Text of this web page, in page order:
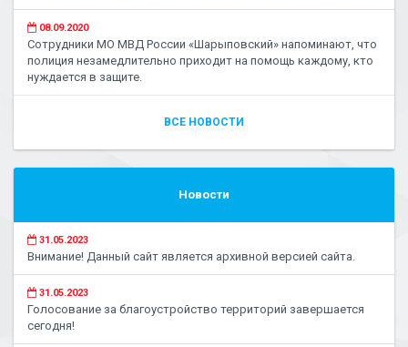
08.09.2020
Сотрудники МО МВД России «Шарыповский» напоминают, что
полиция незамедлительно приходит на помощь каждому, кто
нуждается в защите.
ВСЕ НОВОСТИ
Новости
31.05.2023
Внимание! Данный сайт является архивной версией сайта.
31.05.2023
Голосование за благоустройство территорий завершается
сегодня!